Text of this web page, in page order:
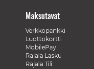
Maksutavat
Verkkopankki
Luottokortti
MobilePay
Rajala Lasku
Rajala Tili